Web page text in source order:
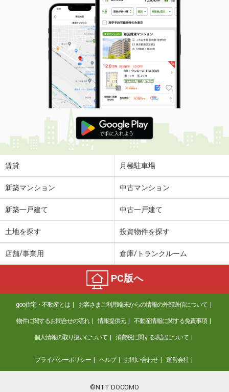
間取り
3DK
香川県高松市桜町１丁目
価 格
2,380万円
住 所
香川県高松市桜町１丁目
専有面積 75.18m²
間取り
2SLDK
香川県高松市浜ノ町
価 格
2,849万円
住 所
香川県高松市浜ノ町
専有面積
香川県高松市高松町
1,280万円
賃貸 月極駐車場
新築マンション 中古マンション
新築一戸建て 中古一戸建て
土地を探す 投資物件を探す
店舗/事業用 倉庫/トランクルーム
PC版へ
goo住宅・不動産とは お客さまご利用端末からの情報の外部送信について
物件に関するお問合せの流れ 情報提供元 不動産情報に関する免責事項
個人情報の取り扱いについて 消費税に関する表記について
プライバシーポリシー ヘルプ お問い合わせ 運営会社
©NTT DOCOMO